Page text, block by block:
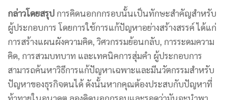
กล่าวโดยสรุป การคิดนอกกกรอบนั้นเป็นทักษะสำคัญสำหรับ
ผู้ประกอบการ โดยการใช้การแก้ปัญหาอย่างสร้างสรรค์ ได้แก่
การสร้างแผนผังความคิด, วิศวกรรมย้อนกลับ, การระดมความ
คิด, การสวมบทบาท และเทคนิคการสุ่มคำ ผู้ประกอบการ
สามารถค้นหาวิธีการแก้ปัญหาเฉพาะและมีนวัตกรรมสำหรับ
ปัญหาของธุรกิจตนได้ ดังนั้นหากคุณต้องประสบกับปัญหาที่